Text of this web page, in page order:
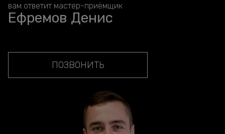
вам ответит мастер-приёмщик
Ефремов Денис
ПОЗВОНИТЬ